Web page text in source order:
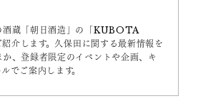
酒蔵「朝日酒造」の「KUBOTA
します。久保田に関する最新情報を
、登録者限定のイベントや企画、キ
でご案内します。